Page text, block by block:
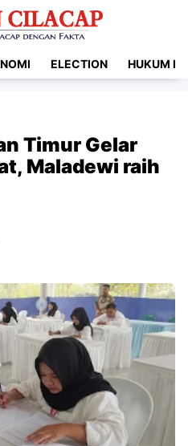
ELECTION HUKUM
Timur Gelar
Maladewi raih